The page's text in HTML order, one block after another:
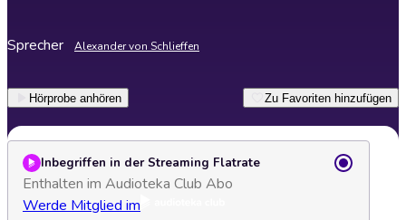
Sprecher Alexander von Schlieffen
Hörprobe anhören Zu Favoriten hinzufügen
Inbegriffen in der Streaming Flatrate
Enthalten im Audioteka Club Abo
Werde Mitglied im